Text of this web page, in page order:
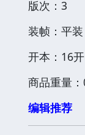
版次：3
装帧：平装
开本：16开
商品重量
编辑推荐